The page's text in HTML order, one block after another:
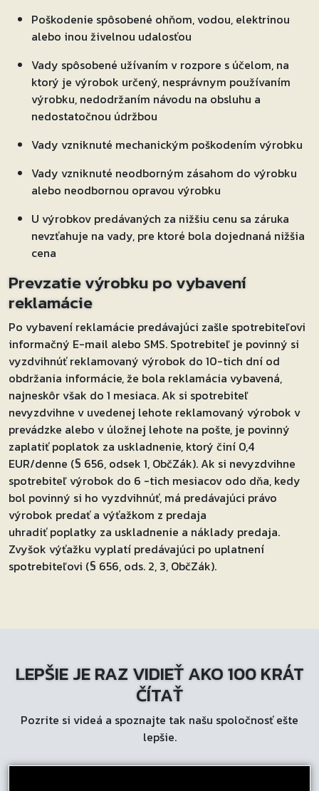
Poškodenie spôsobené ohňom, vodou, elektrinou
alebo inou živelnou udalosťou
Vady spôsobené užívaním v rozpore s účelom, na
ktorý je výrobok určený, nesprávnym používaním
výrobku, nedodržaním návodu na obsluhu a
nedostatočnou údržbou
Vady vzniknuté mechanickým poškodením výrobku
Vady vzniknuté neodborným zásahom do výrobku
alebo neodbornou opravou výrobku
U výrobkov predávaných za nižšiu cenu sa záruka
nevzťahuje na vady, pre ktoré bola dojednaná nižšia
cena
Prevzatie výrobku po vybavení
reklamácie
Po vybavení reklamácie predávajúci zašle spotrebiteľovi
informačný E-mail alebo SMS. Spotrebiteľ je povinný si
vyzdvihnúť reklamovaný výrobok do 10-tich dní od
obdržania informácie, že bola reklamácia vybavená,
najneskôr však do 1 mesiaca. Ak si spotrebiteľ
nevyzdvihne v uvedenej lehote reklamovaný výrobok v
prevádzke alebo v úložnej lehote na pošte, je povinný
zaplatiť poplatok za uskladnenie, ktorý činí 0,4
EUR/denne (§ 656, odsek 1, ObčZák). Ak si nevyzdvihne
spotrebiteľ výrobok do 6 -tich mesiacov odo dňa, kedy
bol povinný si ho vyzdvihnúť, má predávajúci právo
výrobok predať a výťažkom z predaja
uhradiť poplatky za uskladnenie a náklady predaja.
Zvyšok výťažku vyplatí predávajúci po uplatnení
spotrebiteľovi (§ 656, ods. 2, 3, ObčZák).
LEPŠIE JE RAZ VIDIEŤ AKO 100 KRÁT
ČÍTAŤ
Pozrite si videá a spoznajte tak našu spoločnosť ešte
lepšie.